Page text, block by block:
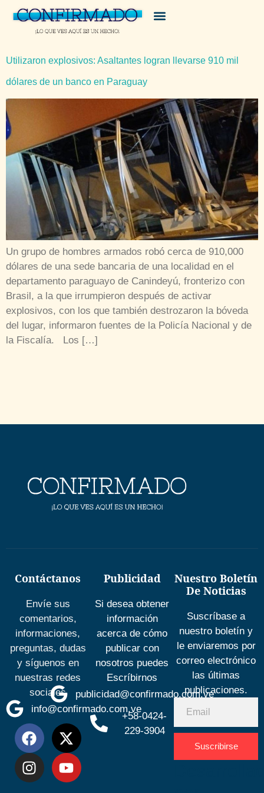
Utilizaron explosivos: Asaltantes logran llevarse 910 mil
dólares de un banco en Paraguay
Un grupo de hombres armados robó cerca de 910,000
dólares de una sede bancaria de una localidad en el
departamento paraguayo de Canindeyú, fronterizo con
Brasil, a la que irrumpieron después de activar
explosivos, con los que también destrozaron la bóveda
del lugar, informaron fuentes de la Policía Nacional y de
la Fiscalía. Los […]
Contáctanos
Envíe sus
comentarios,
informaciones,
preguntas, dudas
y síguenos en
nuestras redes
sociales
info@confirmado.com.ve
Publicidad
Si desea obtener
información
acerca de cómo
publicar con
nosotros puedes
Escríbirnos
publicidad@confirmado.com.ve
+58-0424-
229-3904
Nuestro Boletín
De Noticias
Suscríbase a
nuestro boletín y
le enviaremos por
correo electrónico
las últimas
publicaciones.
Suscribirse